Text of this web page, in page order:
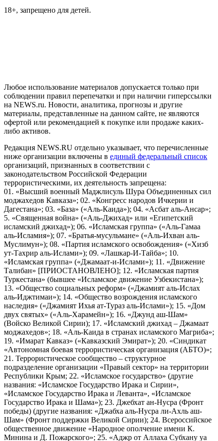
18+, запрещено для детей.
Любое использование материалов допускается только при
соблюдении правил перепечатки и при наличии гиперссылки
на NEWS.ru. Новости, аналитика, прогнозы и другие
материалы, представленные на данном сайте, не являются
офертой или рекомендацией к покупке или продаже каких-
либо активов.
Редакция NEWS.RU отдельно указывает, что перечисленные
ниже организации включены в единый федеральный список
организаций, признанных в соответствии с
законодательством Российской Федерации
террористическими, их деятельность запрещена:
01. «Высший военный Маджлисуль Шура Объединенных сил
моджахедов Кавказа»; 02. «Конгресс народов Ичкерии и
Дагестана»; 03. «База» («Аль-Каида»); 04. «Асбат аль-Ансар»;
5. «Священная война» («Аль-Джихад» или «Египетский
исламский джихад»); 06. «Исламская группа» («Аль-Гамаа
аль-Исламия»); 07. «Братья-мусульмане» («Аль-Ихван аль-
Муслимун»); 08. «Партия исламского освобождения» («Хизб
ут-Тахрир аль-Ислами»); 09. «Лашкар-И-Тайба»; 10.
«Исламская группа» («Джамаат-и-Ислами»); 11. «Движение
Талибан» [ПРИОСТАНОВЛЕНО]; 12. «Исламская партия
Туркестана» (бывшее «Исламское движение Узбекистана»);
13. «Общество социальных реформ» («Джамият аль-Ислах
аль-Иджтимаи»); 14. «Общество возрождения исламского
наследия» («Джамият Ихья ат-Тураз аль-Ислами»); 15. «Дом
двух святых» («Аль-Харамейн»); 16. «Джунд аш-Шам»
(Войско Великой Сирии); 17. «Исламский джихад – Джамаат
моджахедов»; 18. «Аль-Каида в странах исламского Магриба»;
19. «Имарат Кавказ» («Кавказский Эмират»); 20. «Синдикат
«Автономная боевая террористическая организация (АБТО)»;
21. Террористическое сообщество – структурное
подразделение организации «Правый сектор» на территории
Республики Крым; 22. «Исламское государство» (другие
названия: «Исламское Государство Ирака и Сирии»,
«Исламское Государство Ирака и Леванта», «Исламское
Государство Ирака и Шама»); 23. Джебхат ан-Нусра (Фронт
победы) (другие названия: «Джабха аль-Нусра ли-Ахль аш-
Шам» (Фронт поддержки Великой Сирии); 24. Всероссийское
общественное движение «Народное ополчение имени К.
Минина и Д. Пожарского»; 25. «Аджр от Аллаха Субхану уа